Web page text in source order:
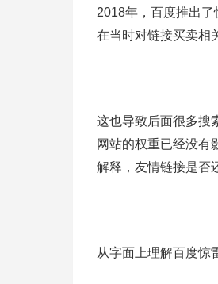
2018年，百度推出了
在当时对链接买卖相
这也导致后面很多搜
网站的权重已经没有
解释，友情链接是否
从字面上理解百度惊